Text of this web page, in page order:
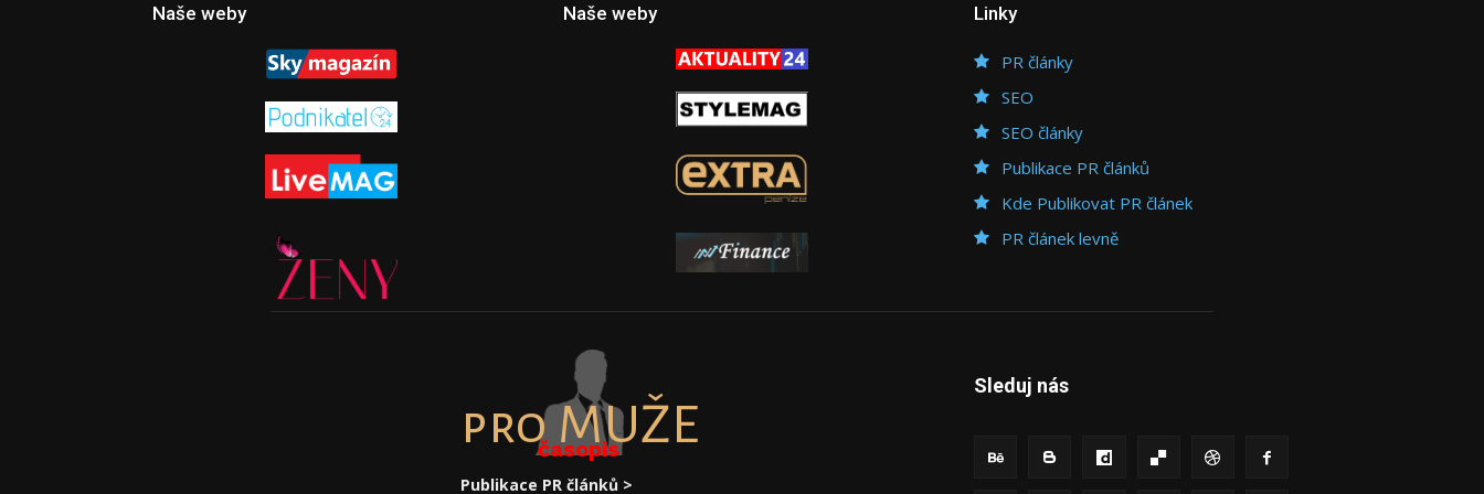
Naše weby Naše weby Linky
PR články
SEO
SEO články
Publikace PR článků
Kde Publikovat PR článek
PR článek levně
pro MUŽE
časopis
Publikace PR článků >
Sleduj nás